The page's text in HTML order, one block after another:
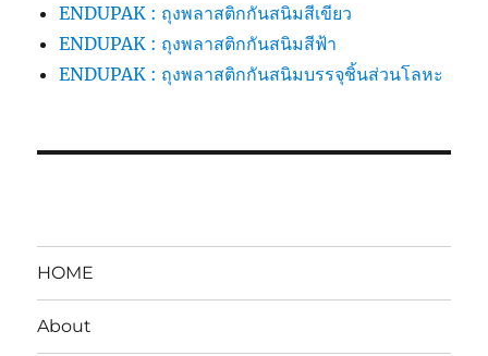
ENDUPAK : ถุงพลาสติกกันสนิมสีเขียว
ENDUPAK : ถุงพลาสติกกันสนิมสีฟ้า
ENDUPAK : ถุงพลาสติกกันสนิมบรรจุชิ้นส่วนโลหะ
HOME
About